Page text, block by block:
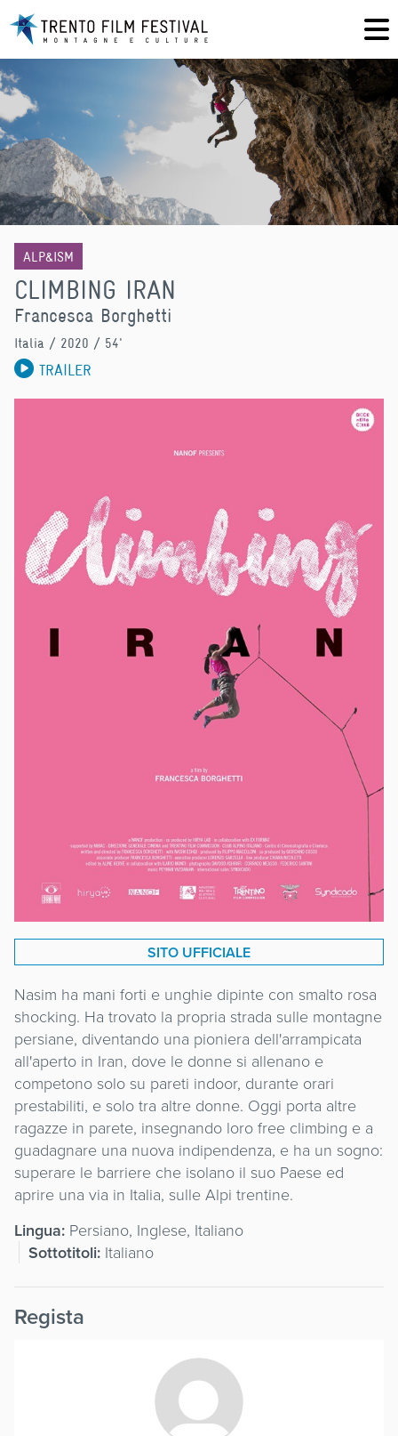
ALP&ISM
CLIMBING IRAN
Francesca Borghetti
Italia / 2020 / 54'
TRAILER
SITO UFFICIALE
Nasim ha mani forti e unghie dipinte con smalto rosa
shocking. Ha trovato la propria strada sulle montagne
persiane, diventando una pioniera dell'arrampicata
all'aperto in Iran, dove le donne si allenano e
competono solo su pareti indoor, durante orari
prestabiliti, e solo tra altre donne. Oggi porta altre
ragazze in parete, insegnando loro free climbing e a
guadagnare una nuova indipendenza, e ha un sogno:
superare le barriere che isolano il suo Paese ed
aprire una via in Italia, sulle Alpi trentine.
Lingua: Persiano, Inglese, Italiano
Sottotitoli: Italiano
Regista